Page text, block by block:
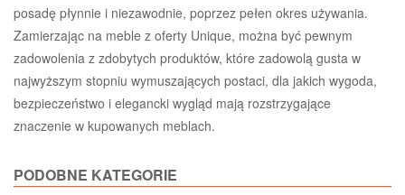
posadę płynnie i niezawodnie, poprzez pełen okres używania.
Zamierzając na meble z oferty Unique, można być pewnym
zadowolenia z zdobytych produktów, które zadowolą gusta w
najwyższym stopniu wymuszających postaci, dla jakich wygoda,
bezpieczeństwo i elegancki wygląd mają rozstrzygające
znaczenie w kupowanych meblach.
PODOBNE KATEGORIE